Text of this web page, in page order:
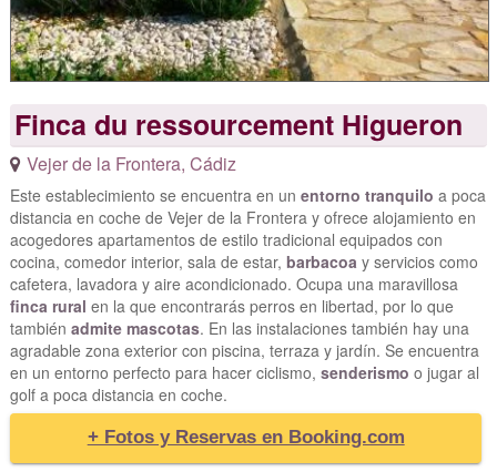
Finca du ressourcement Higueron
Vejer de la Frontera, Cádiz
Este establecimiento se encuentra en un entorno tranquilo a poca
distancia en coche de Vejer de la Frontera y ofrece alojamiento en
acogedores apartamentos de estilo tradicional equipados con
cocina, comedor interior, sala de estar, barbacoa y servicios como
cafetera, lavadora y aire acondicionado. Ocupa una maravillosa
finca rural en la que encontrarás perros en libertad, por lo que
también admite mascotas. En las instalaciones también hay una
agradable zona exterior con piscina, terraza y jardín. Se encuentra
en un entorno perfecto para hacer ciclismo, senderismo o jugar al
golf a poca distancia en coche.
+ Fotos y Reservas en Booking.com